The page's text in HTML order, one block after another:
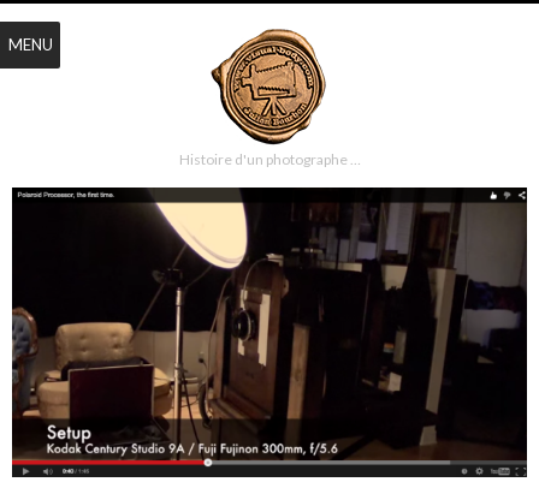
Histoire d'un photographe …
MENU